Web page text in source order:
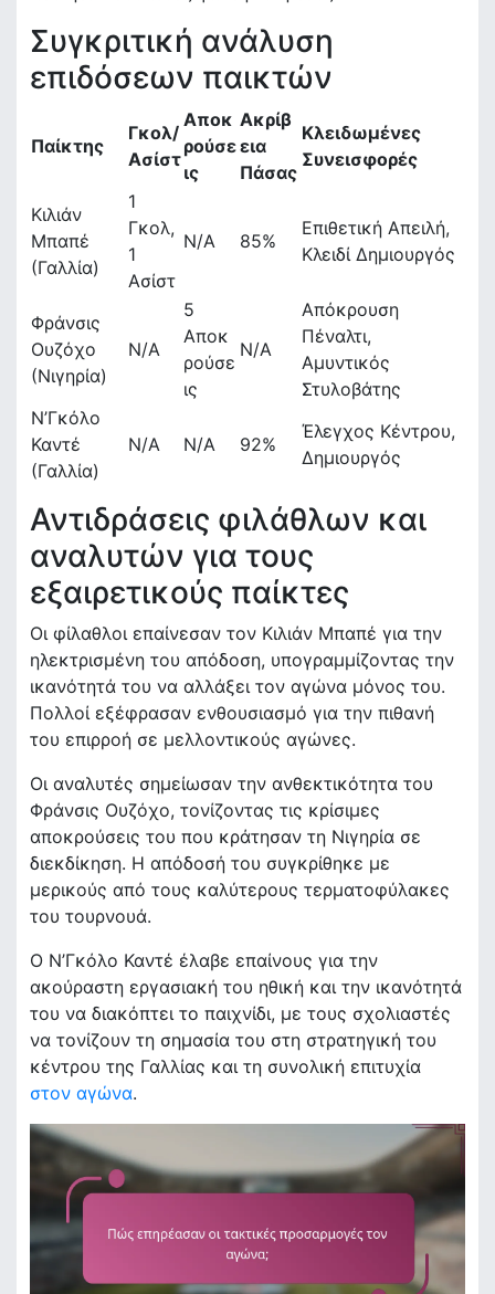
Συγκριτική ανάλυση
επιδόσεων παικτών
Παίκτης
Γκολ/
Ασίστ
Αποκ
ρούσε
ις
Ακρίβ
εια
Πάσας
Κλειδωμένες
Συνεισφορές
Κιλιάν
Μπαπέ
(Γαλλία)
1
Γκολ,
1
Ασίστ
N/A 85%
Επιθετική Απειλή,
Κλειδί Δημιουργός
Φράνσις
Ουζόχο
(Νιγηρία)
N/A
5
Αποκ
ρούσε
ις
N/A
Απόκρουση
Πέναλτι,
Αμυντικός
Στυλοβάτης
Ν’Γκόλο
Καντέ
(Γαλλία)
N/A N/A 92%
Έλεγχος Κέντρου,
Δημιουργός
Αντιδράσεις φιλάθλων και
αναλυτών για τους
εξαιρετικούς παίκτες
Οι φίλαθλοι επαίνεσαν τον Κιλιάν Μπαπέ για την
ηλεκτρισμένη του απόδοση, υπογραμμίζοντας την
ικανότητά του να αλλάξει τον αγώνα μόνος του.
Πολλοί εξέφρασαν ενθουσιασμό για την πιθανή
του επιρροή σε μελλοντικούς αγώνες.
Οι αναλυτές σημείωσαν την ανθεκτικότητα του
Φράνσις Ουζόχο, τονίζοντας τις κρίσιμες
αποκρούσεις του που κράτησαν τη Νιγηρία σε
διεκδίκηση. Η απόδοσή του συγκρίθηκε με
μερικούς από τους καλύτερους τερματοφύλακες
του τουρνουά.
Ο Ν’Γκόλο Καντέ έλαβε επαίνους για την
ακούραστη εργασιακή του ηθική και την ικανότητά
του να διακόπτει το παιχνίδι, με τους σχολιαστές
να τονίζουν τη σημασία του στη στρατηγική του
κέντρου της Γαλλίας και τη συνολική επιτυχία
στον αγώνα.